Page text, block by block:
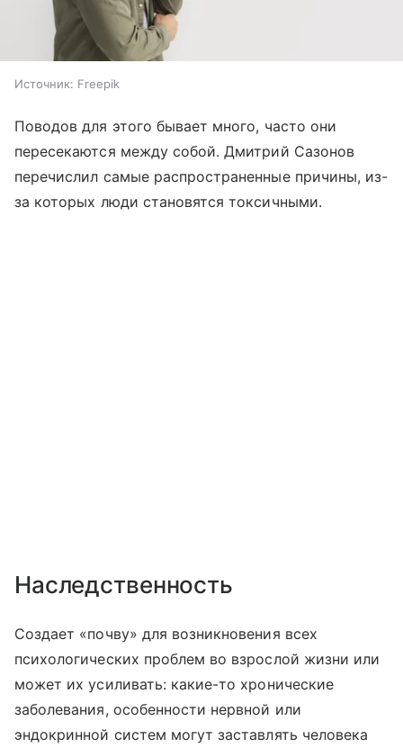
Источник: Freepik
Поводов для этого бывает много, часто они
пересекаются между собой. Дмитрий Сазонов
перечислил самые распространенные причины, из-
за которых люди становятся токсичными.
Наследственность
Создает «почву» для возникновения всех
психологических проблем во взрослой жизни или
может их усиливать: какие-то хронические
заболевания, особенности нервной или
эндокринной систем могут заставлять человека